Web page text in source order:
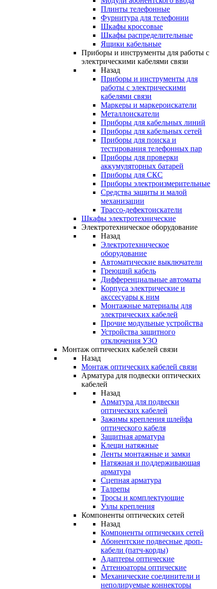
Плинты телефонные
Фурнитура для телефонии
Шкафы кроссовые
Шкафы распределительные
Ящики кабельные
Приборы и инструменты для работы с
электрическими кабелями связи
Назад
Приборы и инструменты для
работы с электрическими
кабелями связи
Маркеры и маркероискатели
Металлоискатели
Приборы для кабельных линий
Приборы для кабельных сетей
Приборы для поиска и
тестирования телефонных пар
Приборы для проверки
аккумуляторных батарей
Приборы для СКС
Приборы электроизмерительные
Средства защиты и малой
механизации
Трассо-дефектоискатели
Шкафы электротехнические
Электротехническое оборудование
Назад
Электротехническое
оборудование
Автоматические выключатели
Греющий кабель
Дифференциальные автоматы
Корпуса электрические и
акссесуары к ним
Монтажные материалы для
электрических кабелей
Прочие модульные устройства
Устройства защитного
отключения УЗО
Монтаж оптических кабелей связи
Назад
Монтаж оптических кабелей связи
Арматура для подвески оптических
кабелей
Назад
Арматура для подвески
оптических кабелей
Зажимы крепления шлейфа
оптического кабеля
Защитная арматура
Клещи натяжные
Ленты монтажные и замки
Натяжная и поддерживающая
арматура
Сцепная арматура
Талрепы
Тросы и комплектующие
Узлы крепления
Компоненты оптических сетей
Назад
Компоненты оптических сетей
Абонентские подвесные дроп-
кабели (патч-корды)
Адаптеры оптические
Аттенюаторы оптические
Механические соединители и
неполируемые коннекторы